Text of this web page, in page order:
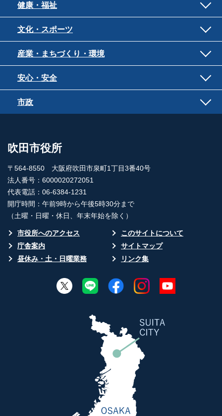
健康・福祉
文化・スポーツ
産業・まちづくり・環境
安心・安全
市政
吹田市役所
〒564-8550 大阪府吹田市泉町1丁目3番40号
法人番号：6000020272051
代表電話：06-6384-1231
開庁時間：午前9時から午後5時30分まで
（土曜・日曜・休日、年末年始を除く）
市役所へのアクセス
このサイトについて
庁舎案内
サイトマップ
昼休み・土・日曜業務
リンク集